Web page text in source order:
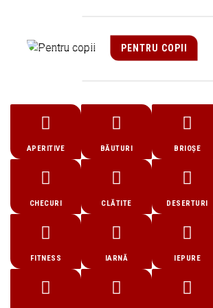
APERITIVE BĂUTURI BRIOȘE
CHECURI CLĂTITE DESERTURI
FITNESS IARNĂ IEPURE
PENTRU COPII